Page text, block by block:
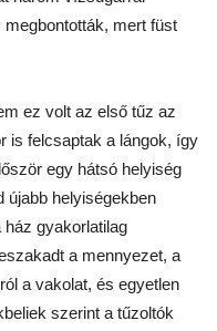
mert füst
ez volt az első tűz az
is felcsaptak a lángok, így
egy hátsó helyiség
újabb helyiségekben
ház gyakorlatilag
a mennyezet, a
a vakolat, és egyetlen
szerint a tűzoltók